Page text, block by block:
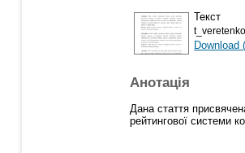
Текст
Download
Анотація
Дана стаття
рейтингової системи